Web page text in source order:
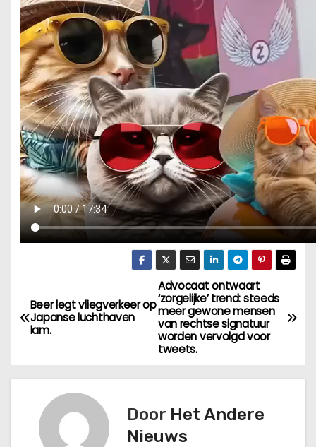
B
e
i
Advocaat ontwaart
‘zorgelijke’ trend: steeds
meer gewone mensen
van rechtse signatuur
worden vervolgd voor
tweets.
Beer legt vliegverkeer op
Japanse luchthaven
lam.
Door Het Andere
Nieuws